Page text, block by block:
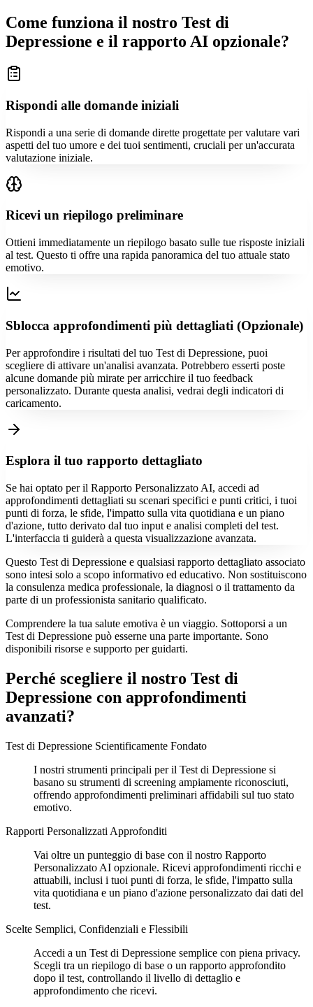
Come funziona il nostro Test di
Depressione e il rapporto AI opzionale?
Rispondi alle domande iniziali
Rispondi a una serie di domande dirette progettate per valutare vari
aspetti del tuo umore e dei tuoi sentimenti, cruciali per un'accurata
valutazione iniziale.
Ricevi un riepilogo preliminare
Ottieni immediatamente un riepilogo basato sulle tue risposte iniziali
al test. Questo ti offre una rapida panoramica del tuo attuale stato
emotivo.
Sblocca approfondimenti più dettagliati (Opzionale)
Per approfondire i risultati del tuo Test di Depressione, puoi
scegliere di attivare un'analisi avanzata. Potrebbero esserti poste
alcune domande più mirate per arricchire il tuo feedback
personalizzato. Durante questa analisi, vedrai degli indicatori di
caricamento.
Esplora il tuo rapporto dettagliato
Se hai optato per il Rapporto Personalizzato AI, accedi ad
approfondimenti dettagliati su scenari specifici e punti critici, i tuoi
punti di forza, le sfide, l'impatto sulla vita quotidiana e un piano
d'azione, tutto derivato dal tuo input e analisi completi del test.
L'interfaccia ti guiderà a questa visualizzazione avanzata.
Questo Test di Depressione e qualsiasi rapporto dettagliato associato
sono intesi solo a scopo informativo ed educativo. Non sostituiscono
la consulenza medica professionale, la diagnosi o il trattamento da
parte di un professionista sanitario qualificato.
Comprendere la tua salute emotiva è un viaggio. Sottoporsi a un
Test di Depressione può esserne una parte importante. Sono
disponibili risorse e supporto per guidarti.
Perché scegliere il nostro Test di
Depressione con approfondimenti
avanzati?
Test di Depressione Scientificamente Fondato
I nostri strumenti principali per il Test di Depressione si
basano su strumenti di screening ampiamente riconosciuti,
offrendo approfondimenti preliminari affidabili sul tuo stato
emotivo.
Rapporti Personalizzati Approfonditi
Vai oltre un punteggio di base con il nostro Rapporto
Personalizzato AI opzionale. Ricevi approfondimenti ricchi e
attuabili, inclusi i tuoi punti di forza, le sfide, l'impatto sulla
vita quotidiana e un piano d'azione personalizzato dai dati del
test.
Scelte Semplici, Confidenziali e Flessibili
Accedi a un Test di Depressione semplice con piena privacy.
Scegli tra un riepilogo di base o un rapporto approfondito
dopo il test, controllando il livello di dettaglio e
approfondimento che ricevi.